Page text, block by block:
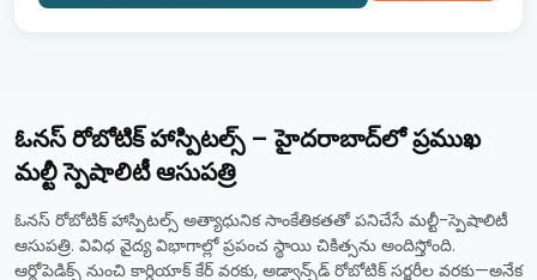
ఓనస్ రోబోటిక్ హాస్పిటల్స్ – హైదరాబాద్‌లో ప్రముఖ
మల్టీ స్పెషాలిటీ ఆసుపత్రి
ఓనస్ రోబోటిక్ హాస్పిటల్స్ అత్యాధునిక సాంకేతికతతో పనిచేసే మల్టీ-స్పెషాలిటీ
ఆసుపత్రి. వివిధ వైద్య విభాగాల్లో ప్రపంచ స్థాయి చికిత్సను అందిస్తోంది.
ఆర్థోపెడిక్స్ నుంచి కార్డియాక్ కేర్ వరకు, అడ్వాన్స్‌డ్ రోబోటిక్ సర్జరీల వరకు—అనేక